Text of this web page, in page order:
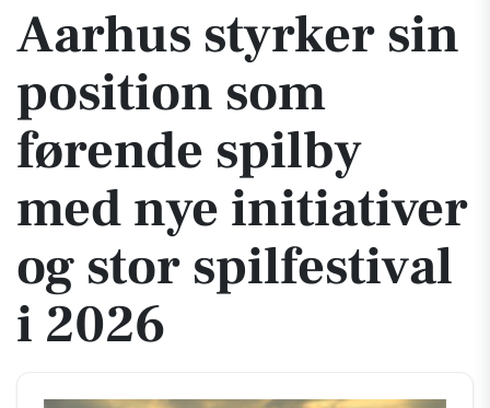
Aarhus styrker sin
position som
førende spilby
med nye initiativer
og stor spilfestival
i 2026